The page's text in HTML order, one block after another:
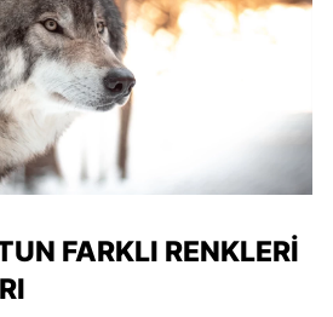
FARKLI RENKLERI